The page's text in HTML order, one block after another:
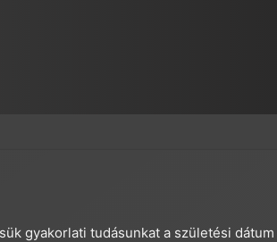
gyakorlati tudásunkat a születési